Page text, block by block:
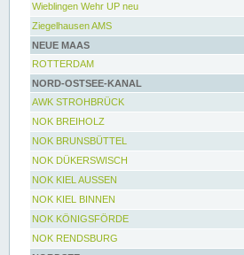
Wieblingen Wehr UP neu
Ziegelhausen AMS
NEUE MAAS
ROTTERDAM
NORD-OSTSEE-KANAL
AWK STROHBRÜCK
NOK BREIHOLZ
NOK BRUNSBÜTTEL
NOK DÜKERSWISCH
NOK KIEL AUSSEN
NOK KIEL BINNEN
NOK KÖNIGSFÖRDE
NOK RENDSBURG